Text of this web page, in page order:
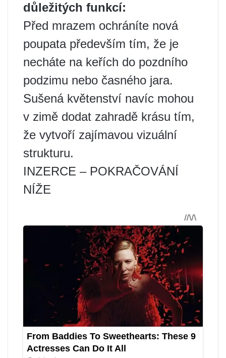
důležitých funkcí:
Před mrazem ochráníte nová
poupata především tím, že je
necháte na keřích do pozdního
podzimu nebo časného jara.
Sušená květenství navíc mohou
v zimě dodat zahradě krásu tím,
že vytvoří zajímavou vizuální
strukturu.
INZERCE – POKRAČOVÁNÍ
NÍŽE